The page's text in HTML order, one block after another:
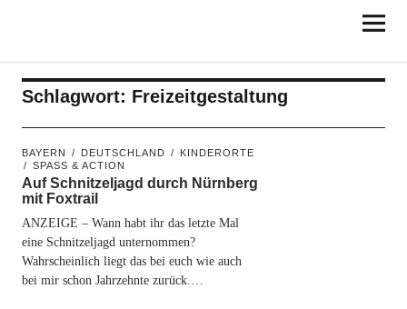
Schlagwort: Freizeitgestaltung
BAYERN DEUTSCHLAND
KINDERORTE
SPASS & ACTION
Auf Schnitzeljagd durch Nürnberg
mit Foxtrail
ANZEIGE – Wann habt ihr das letzte Mal
eine Schnitzeljagd unternommen?
Wahrscheinlich liegt das bei euch wie auch
bei mir schon Jahrzehnte zurück.…